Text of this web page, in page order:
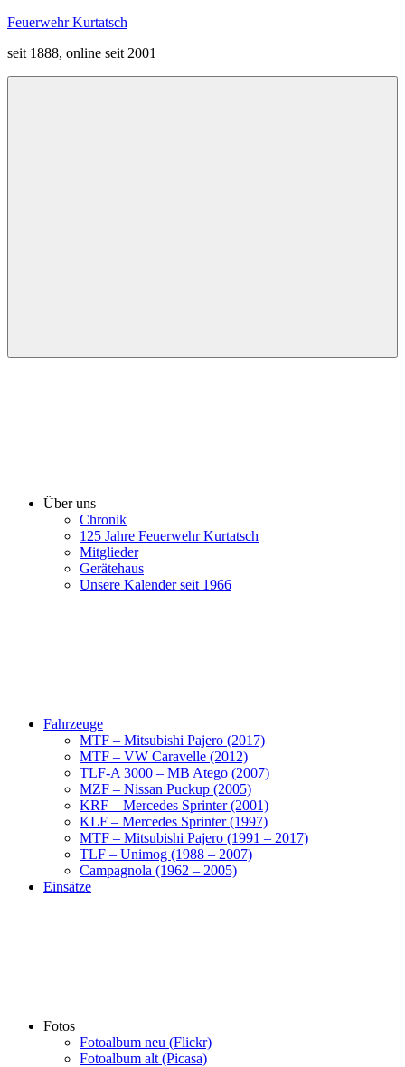
Zum
springen
Feuerwehr Kurtatsch
seit 1888, online seit 2001
Über uns
Chronik
125 Jahre Feuerwehr Kurtatsch
Mitglieder
Gerätehaus
Unsere Kalender seit 1966
Fahrzeuge
MTF – Mitsubishi Pajero (2017)
MTF – VW Caravelle (2012)
TLF-A 3000 – MB Atego (2007)
MZF – Nissan Puckup (2005)
KRF – Mercedes Sprinter (2001)
KLF – Mercedes Sprinter (1997)
MTF – Mitsubishi Pajero (1991 – 2017)
TLF – Unimog (1988 – 2007)
Campagnola (1962 – 2005)
Einsätze
Fotos
Fotoalbum neu (Flickr)
Fotoalbum alt (Picasa)